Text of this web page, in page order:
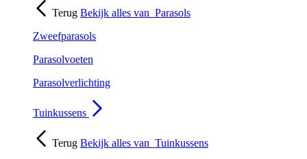
Terug Bekijk alles van Parasols
Zweefparasols
Parasolvoeten
Parasolverlichting
Tuinkussens
Terug Bekijk alles van Tuinkussens